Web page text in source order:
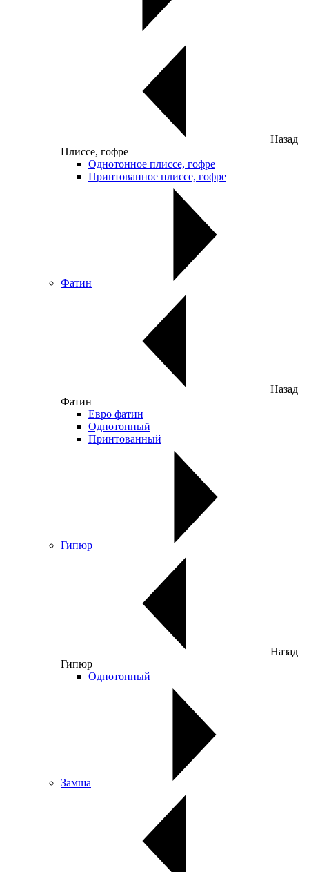
Назад
Плиссе, гофре
Однотонное плиссе, гофре
Принтованное плиссе, гофре
Фатин
Назад
Фатин
Евро фатин
Однотонный
Принтованный
Гипюр
Назад
Гипюр
Однотонный
Замша